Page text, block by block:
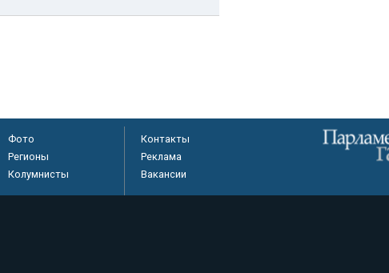
Фото
Регионы
Колумнисты
Контакты
Реклама
Вакансии